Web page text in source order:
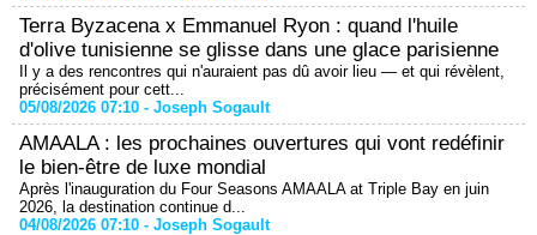
Terra Byzacena x Emmanuel Ryon : quand l'huile
d'olive tunisienne se glisse dans une glace parisienne
Il y a des rencontres qui n'auraient pas dû avoir lieu — et qui révèlent,
précisément pour cett...
05/08/2026 07:10 - Joseph Sogault
AMAALA : les prochaines ouvertures qui vont redéfinir
le bien-être de luxe mondial
Après l'inauguration du Four Seasons AMAALA at Triple Bay en juin
2026, la destination continue d...
04/08/2026 07:10 - Joseph Sogault